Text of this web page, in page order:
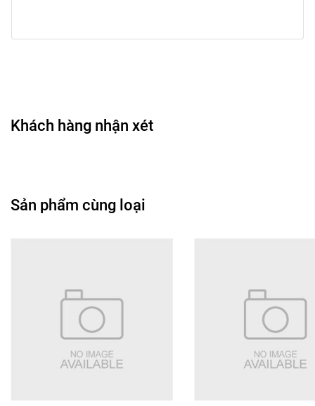
Khách hàng nhận xét
Sản phẩm cùng loại